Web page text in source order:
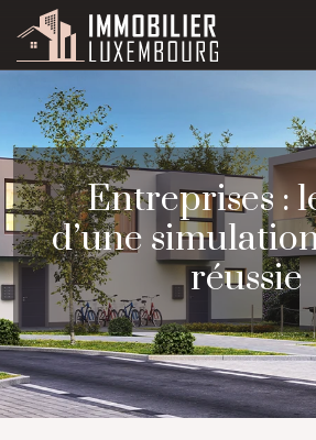
Entreprises :
d’une
réussie